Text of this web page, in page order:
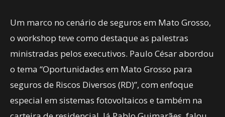
Um marco no cenário de seguros em Mato Grosso,
o workshop teve como destaque as palestras
ministradas pelos executivos. Paulo César abordou
o tema “Oportunidades em Mato Grosso para
seguros de Riscos Diversos (RD)”, com enfoque
especial em sistemas fotovoltaicos e também na